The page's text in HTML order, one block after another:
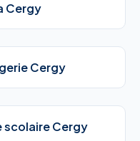
Cergy
Cergy
scolaire Cergy